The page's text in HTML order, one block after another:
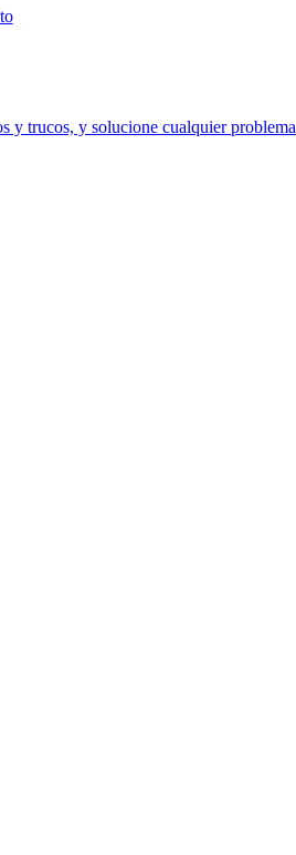
y trucos, y solucione cualquier problema